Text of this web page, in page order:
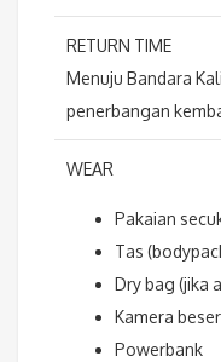
RETURN TIME
Menuju Bandara
penerbangan
WEAR
Pakaian
Tas
Dry bag (jika
Kamera
Powerbank